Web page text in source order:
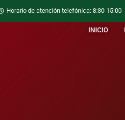
Horario de atención telefónica: 8:30-15:00
INICIO